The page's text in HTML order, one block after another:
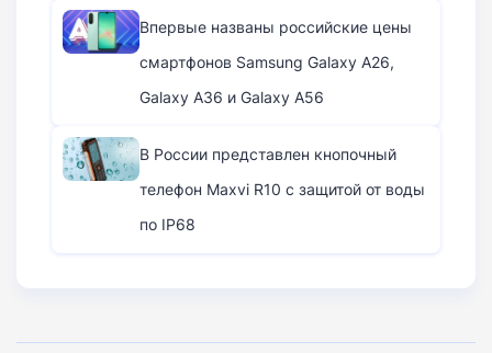
Впервые названы российские цены
смартфонов Samsung Galaxy A26,
Galaxy A36 и Galaxy A56
В России представлен кнопочный
телефон Maxvi R10 с защитой от воды
по IP68